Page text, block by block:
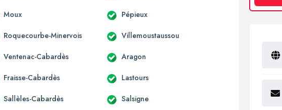
Moux Pépieux
Roquecourbe-Minervois Villemoustaussou
Ventenac-Cabardès Aragon
Fraisse-Cabardès Lastours
Sallèles-Cabardès Salsigne